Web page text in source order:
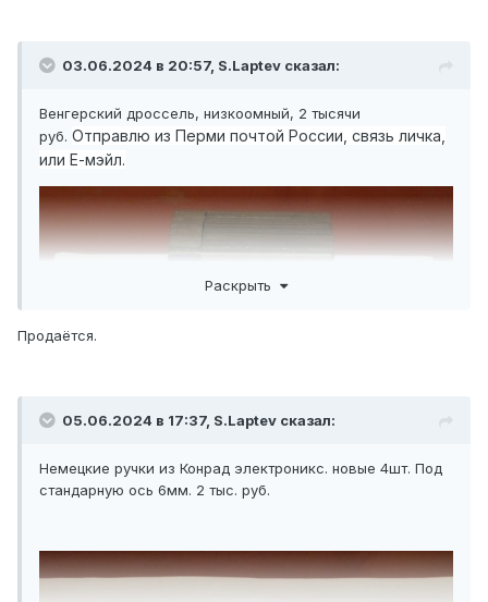
03.06.2024 в 20:57, S.Laptev сказал:
Венгерский дроссель, низкоомный, 2 тысячи
руб. Отправлю из Перми почтой России, связь личка,
или Е-мэйл.
Раскрыть
Продаётся.
05.06.2024 в 17:37, S.Laptev сказал:
Немецкие ручки из Конрад электроникс. новые 4шт. Под
стандарную ось 6мм. 2 тыс. руб.